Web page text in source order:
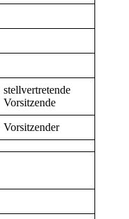
stellvertretende
Vorsitzende
Vorsitzender